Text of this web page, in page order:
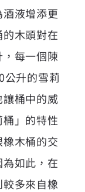
液增添更
木頭對在
每一個陳
公升的雪莉
桶中的威
」的特性
木桶的交
如此，在
多來自橡